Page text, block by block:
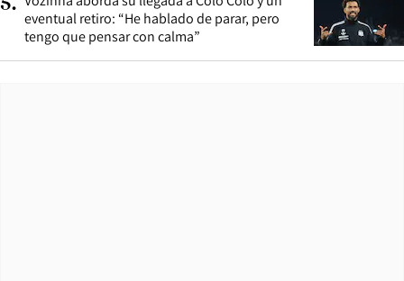
5.
eventual retiro: “He hablado de parar, pero
tengo que pensar con calma”